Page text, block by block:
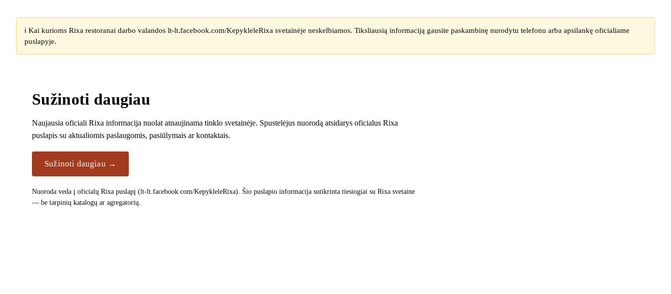
ℹ️ Kai kurioms Rixa restoranai darbo valandos lt-lt.facebook.com/KepykleleRixa svetainėje neskelbiamos. Tiksliausią informaciją gausite paskambinę nurodytu telefonu arba apsilankę oficialiame
puslapyje.
Sužinoti daugiau
Naujausia oficiali Rixa informacija nuolat atnaujinama tinklo svetainėje. Spustelėjus nuorodą atsidarys oficialus Rixa
puslapis su aktualiomis paslaugomis, pasiūlymais ar kontaktais.
Sužinoti daugiau →
Nuoroda veda į oficialų Rixa puslapį (lt-lt.facebook.com/KepykleleRixa). Šio puslapio informacija sutikrinta tiesiogiai su Rixa svetaine
— be tarpinių katalogų ar agregatorių.